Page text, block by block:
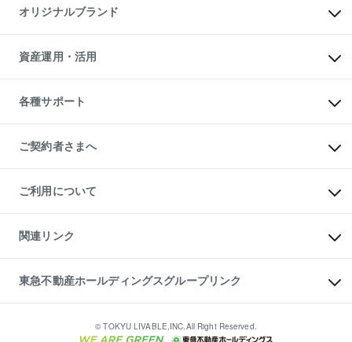
アパート経営
収益物件
ビル購入（ビル一棟）
投資用不動産の売却査定
事業用不動産の売却査定
マンションライブラリー
人気マンションランキング
暮らしに役立つ不動産メディア
不動産相場・不動産価格情報
不動産コラム・ニュース
不動産用語集
不動産なんでもネット相談室
住まいの税金
オリジナルブランド
一棟リノベーションマンション
L`GENTE（ルジェンテ）
区分リノベーションマンション
投資用一棟レジデンスWELL
不動産小口投資
LEGACIA（レガシア）
資産運用・活用
不動産M&A
アセットマネジメント・出資
各種サポート
相続サポート
リフォームサポート
ご契約者さまへ
ご紹介・再契約特典
入居者様専用-各種ご案内（賃貸）
東急こすもす会「こすもすWeb」
ご利用について
金融商品取引について
東急リバブル ソーシャルメディアポリシー
ご意見・お問い合わせ（金融商品取引専用の相談・お問い合わせ窓口）
ダイレクトメール（郵送物）・Eメールなどの送付停止について
関連リンク
これからご結婚される方に東急百貨店のブライダルクラブ
人材サービスのご用命は 東急リバブルスタッフ株式会社まで
東北の逸品を贈ります 東北すぐれものセレクション
東急不動産ホールディングスグループリンク
東急コミュニティー© TOKYU LIVABLE,INC.All Right Reserved.